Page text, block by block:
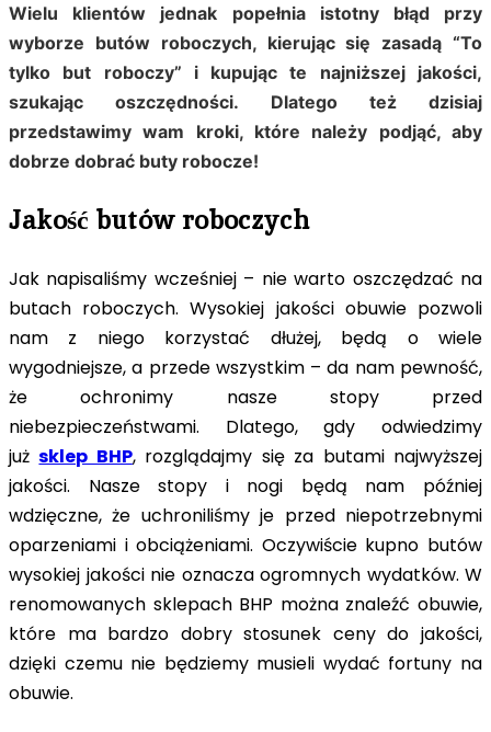
Wielu klientów jednak popełnia istotny błąd przy
wyborze butów roboczych, kierując się zasadą “To
tylko but roboczy” i kupując te najniższej jakości,
szukając oszczędności. Dlatego też dzisiaj
przedstawimy wam kroki, które należy podjąć, aby
dobrze dobrać buty robocze!
Jakość butów roboczych
Jak napisaliśmy wcześniej – nie warto oszczędzać na
butach roboczych. Wysokiej jakości obuwie pozwoli
nam z niego korzystać dłużej, będą o wiele
wygodniejsze, a przede wszystkim – da nam pewność,
że ochronimy nasze stopy przed
niebezpieczeństwami. Dlatego, gdy odwiedzimy
jużsklep BHP, rozglądajmy się za butami najwyższej
jakości. Nasze stopy i nogi będą nam później
wdzięczne, że uchroniliśmy je przed niepotrzebnymi
oparzeniami i obciążeniami. Oczywiście kupno butów
wysokiej jakości nie oznacza ogromnych wydatków. W
renomowanych sklepach BHP można znaleźć obuwie,
które ma bardzo dobry stosunek ceny do jakości,
dzięki czemu nie będziemy musieli wydać fortuny na
obuwie.